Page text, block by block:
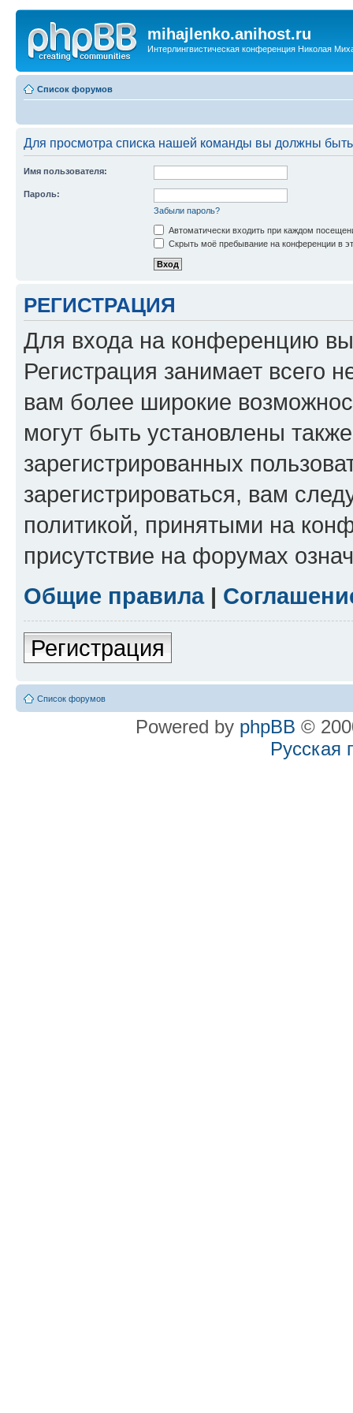
mihajlenko.anihost.ru
Интерлингвистическая конференция Николая
Список форумов
Для просмотра списка нашей команды вы должны
Имя пользователя:
Пароль:
Забыли пароль?
Автоматически входить при каждом
Скрыть моё пребывание на конференции в
РЕГИСТРАЦИЯ
Для входа на конференцию
Регистрация занимает всего
вам более широкие
могут быть установлены
зарегистрированных
зарегистрироваться, вам
политикой, принятыми на
присутствие на форумах
Общие правила|
Регистрация
Список форумов
Powered by phpBB ©
Русская